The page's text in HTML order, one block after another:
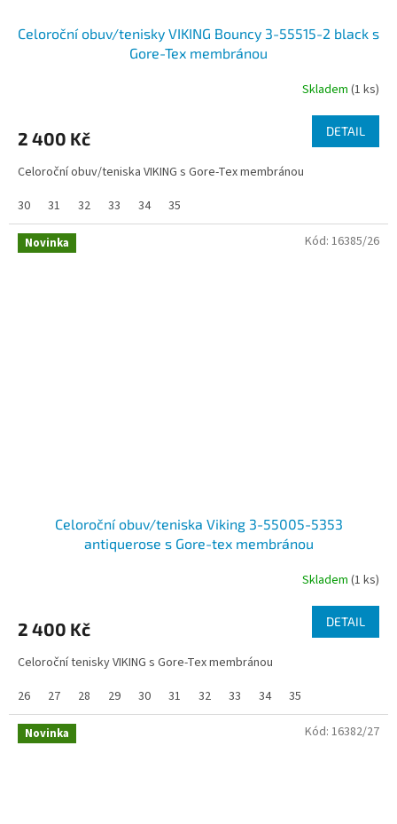
Celoroční obuv/tenisky VIKING Bouncy 3-55515-2 black s
Gore-Tex membránou
Skladem (1 ks)
2 400 Kč DETAIL
Celoroční obuv/teniska VIKING s Gore-Tex membránou
30
31 32 33 34 35
Novinka
Celoroční obuv/teniska Viking 3-55005-5353
antiquerose s Gore-tex membránou
Skladem (1 ks)
2 400 Kč DETAIL
Celoroční tenisky VIKING s Gore-Tex membránou
26
27 28 29 30 31 32 33 34 35
Kód: 16385/26
Novinka Kód: 16382/27